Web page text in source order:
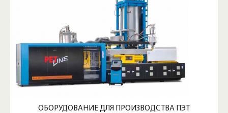
ОБОРУДОВАНИЕ ДЛЯ ПРОИЗВОДСТВА ПЭТ